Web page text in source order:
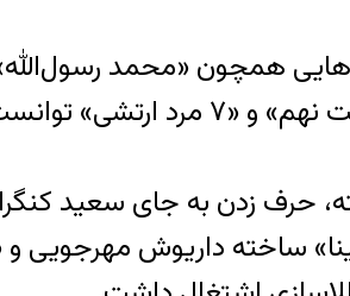
همچون «محمد
«بر باد رفته»، «گتسبی بزرگ»، «شاهزاده
حرف زدن به جای سعید
ساخته داریوش